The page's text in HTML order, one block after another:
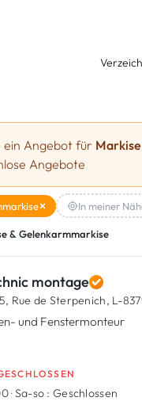
ein Angebot für
Angebote
In meiner
& Gelenkarmmarkise
montage
5, Rue de Sterpenich, L-
und Fenstermonteur
·Sa-so : Geschlossen